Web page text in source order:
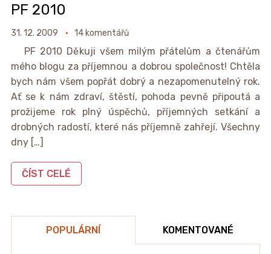
PF 2010
31. 12. 2009 14 komentářů
PF 2010 Děkuji všem milým přátelům a čtenářům
mého blogu za příjemnou a dobrou společnost! Chtěla
bych nám všem popřát dobrý a nezapomenutelný rok.
Ať se k nám zdraví, štěstí, pohoda pevně připoutá a
prožijeme rok plný úspěchů, příjemných setkání a
drobných radostí, které nás příjemně zahřejí. Všechny
dny […]
ČÍST CELÉ
POPULÁRNÍ KOMENTOVANÉ